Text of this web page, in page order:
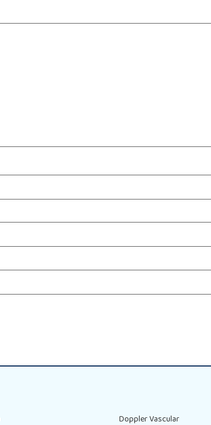
Doppler Vascular